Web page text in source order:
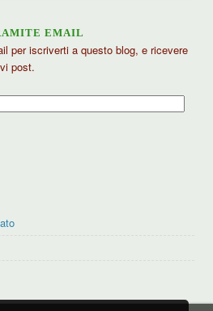
EMAIL
per iscriverti a questo blog, e ricevere
post.